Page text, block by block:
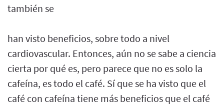
también se
han visto beneficios, sobre todo a nivel
cardiovascular. Entonces, aún no se sabe a ciencia
cierta por qué es, pero parece que no es solo la
cafeína, es todo el café. Sí que se ha visto que el
café con cafeína tiene más beneficios que el café